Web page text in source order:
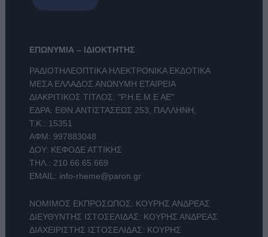
ΕΠΩΝΥΜΙΑ – ΙΔΙΟΚΤΗΤΗΣ
ΡΑΔΙΟΤΗΛΕΟΠΤΙΚΑ ΗΛΕΚΤΡΟΝΙΚΑ ΕΚΔΟΤΙΚΑ
ΜΕΣΑ ΕΛΛΑΔΟΣ ΑΝΩΝΥΜΗ ΕΤΑΙΡΕΙΑ
ΔΙΑΚΡΙΤΙΚΟΣ ΤΙΤΛΟΣ: "Ρ.Η.Ε.Μ.Ε ΑΕ"
ΕΔΡΑ: ΕΘΝ.ΑΝΤΙΣΤΑΣΕΩΣ 253, ΠΑΛΛΗΝΗ,
Τ.Κ.: 15351
ΑΦΜ: 997883048
ΔΟΥ: ΚΕΦΟΔΕ ΑΤΤΙΚΗΣ
ΤΗΛ.: 210 66.65.669
EMAIL: info-rheme@paron.gr
ΝΟΜΙΜΟΣ ΕΚΠΡΟΣΩΠΟΣ: ΚΟΥΡΗΣ ΑΝΔΡΕΑΣ
ΔΙΕΥΘΥΝΤΗΣ ΙΣΤΟΣΕΛΙΔΑΣ: ΚΟΥΡΗΣ ΑΝΔΡΕΑΣ
ΔΙΑΧΕΙΡΙΣΤΗΣ ΙΣΤΟΣΕΛΙΔΑΣ: ΚΟΥΡΗΣ